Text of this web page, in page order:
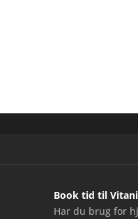
Book tid til
Har du brug for